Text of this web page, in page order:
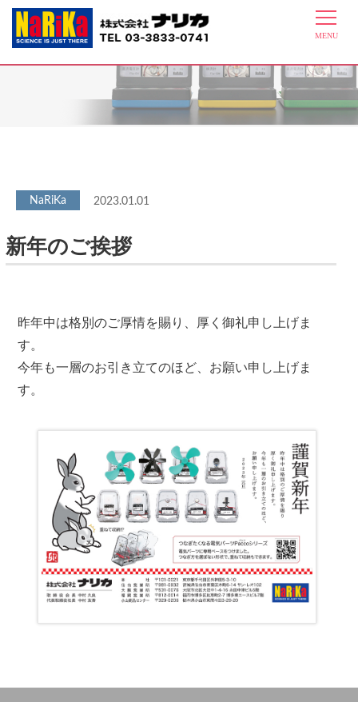
最新情報
2023.01.01
新年のご挨拶
昨年中は格別のご厚情を賜り、厚く御礼申し上げま
す。
今年も一層のお引き立てのほど、お願い申し上げま
す。